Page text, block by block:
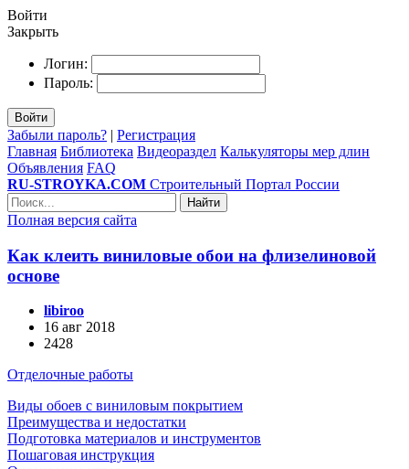
Войти
Закрыть
Логин:
Пароль:
Войти
Забыли пароль? | Регистрация
Главная Библиотека Видеораздел Калькуляторы мер длин
Объявления FAQ
RU-STROYKA.COM Строительный Портал России
Найти
Полная версия сайта
Как клеить виниловые обои на флизелиновой
основе
libiroo
16 авг 2018
2428
Отделочные работы
Виды обоев с виниловым покрытием
Преимущества и недостатки
Подготовка материалов и инструментов
Пошаговая инструкция